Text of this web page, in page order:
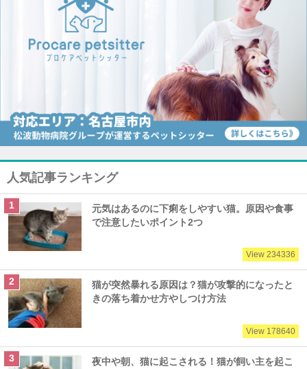
人気記事ランキング
元気はあるのに下痢をしやすい猫。原因や食事
で注意したいポイント2つ
View 234336
猫が突然暴れる原因は？猫が攻撃的になったと
きの落ち着かせ方やしつけ方法
View 178640
夜中や朝、猫に起こされる！猫が飼い主を起こ